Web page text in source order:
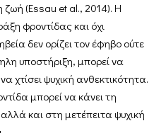
ζωή (Essau et al., 2014). Η
φροντίδας και όχι
δεν ορίζει τον έφηβο ούτε
υποστήριξη, μπορεί να
χτίσει ψυχική ανθεκτικότητα.
μπορεί να κάνει τη
και στη μετέπειτα ψυχική